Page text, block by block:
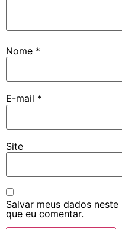
Nome *
E-mail *
Site
Salvar meus dados
que eu comentar.